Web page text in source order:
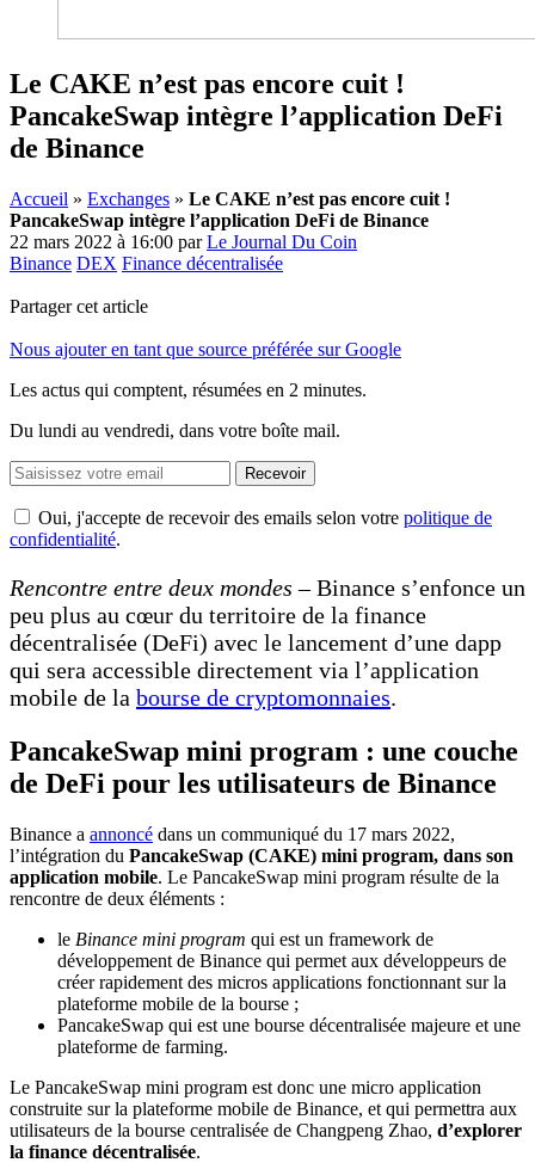
Le CAKE n’est pas encore cuit !
PancakeSwap intègre l’application DeFi
de Binance
Accueil » Exchanges » Le CAKE n’est pas encore cuit !
PancakeSwap intègre l’application DeFi de Binance
22 mars 2022 à 16:00 parLe Journal Du Coin
Binance DEX Finance décentralisée
Partager cet article
Nous ajouter en tant que source préférée sur Google
Les actus qui comptent, résumées en 2 minutes.
Du lundi au vendredi, dans votre boîte mail.
Recevoir
Oui, j'accepte de recevoir des emails selon votre politique de
confidentialité.
Rencontre entre deux mondes – Binance s’enfonce un
peu plus au cœur du territoire de la finance
décentralisée (DeFi) avec le lancement d’une dapp
qui sera accessible directement via l’application
mobile de la bourse de cryptomonnaies.
PancakeSwap mini program : une couche
de DeFi pour les utilisateurs de Binance
Binance a annoncé dans un communiqué du 17 mars 2022,
l’intégration du PancakeSwap (CAKE) mini program, dans son
application mobile. Le PancakeSwap mini program résulte de la
rencontre de deux éléments :
le Binance mini program qui est un framework de
développement de Binance qui permet aux développeurs de
créer rapidement des micros applications fonctionnant sur la
plateforme mobile de la bourse ;
PancakeSwap qui est une bourse décentralisée majeure et une
plateforme de farming.
Le PancakeSwap mini program est donc une micro application
construite sur la plateforme mobile de Binance, et qui permettra aux
utilisateurs de la bourse centralisée de Changpeng Zhao, d’explorer
la finance décentralisée.